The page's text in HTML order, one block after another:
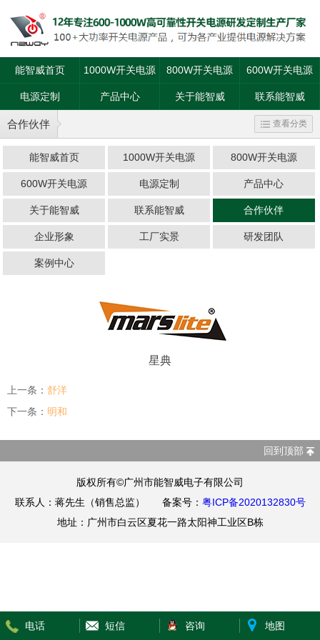
能智威首页 1000W开关电源 800W开关电源 600W开关电源
电源定制 产品中心 关于能智威 联系能智威
合作伙伴 查看分类
能智威首页 1000W开关电源 800W开关电源
600W开关电源 电源定制 产品中心
关于能智威 联系能智威 合作伙伴
企业形象 工厂实景 研发团队
案例中心
星典
上一条： 舒洋
下一条： 明和
回到顶部
版权所有©广州市能智威电子有限公司
联系人：蒋先生（销售总监） 备案号： 粤ICP备2020132830号
地址：广州市白云区夏花一路太阳神工业区B栋
电话 短信 咨询 地图